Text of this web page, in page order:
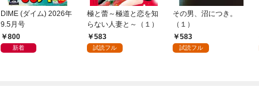
DIME (ダイム) 2026年
9.5月号
800
新着
極と蕾～極道と恋を知
らない人妻と～（１）
583
試読フル
その男、沼につき。
（１）
583
試読フル